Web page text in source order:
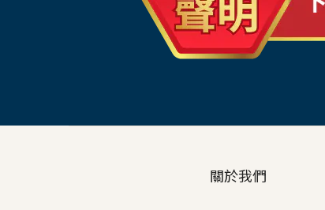
關於我們